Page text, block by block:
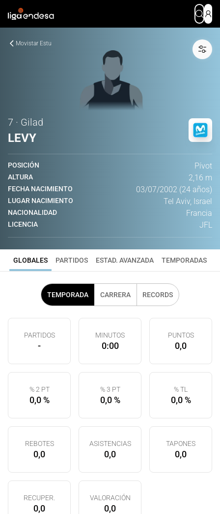
Movistar Estu
7 · Gilad
LEVY
POSICIÓN Pívot
ALTURA 2,16 m
FECHA NACIMIENTO 03/07/2002 (24 años)
LUGAR NACIMIENTO Tel Aviv, Israel
NACIONALIDAD Francia
LICENCIA JFL
GLOBALES PARTIDOS ESTAD. AVANZADA TEMPORADAS
TEMPORADA CARRERA RECORDS
PARTIDOS
-
MINUTOS
0:00
PUNTOS
0,0
% 2 PT
0,0 %
% 3 PT
0,0 %
% TL
0,0 %
REBOTES
0,0
ASISTENCIAS
0,0
TAPONES
0,0
RECUPER.
0,0
VALORACIÓN
0,0